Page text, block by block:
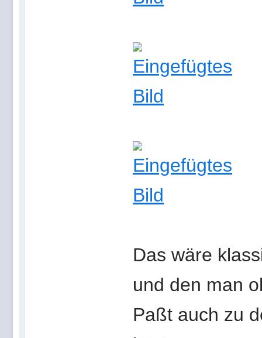
Das wäre
und den man
Paßt auch zu